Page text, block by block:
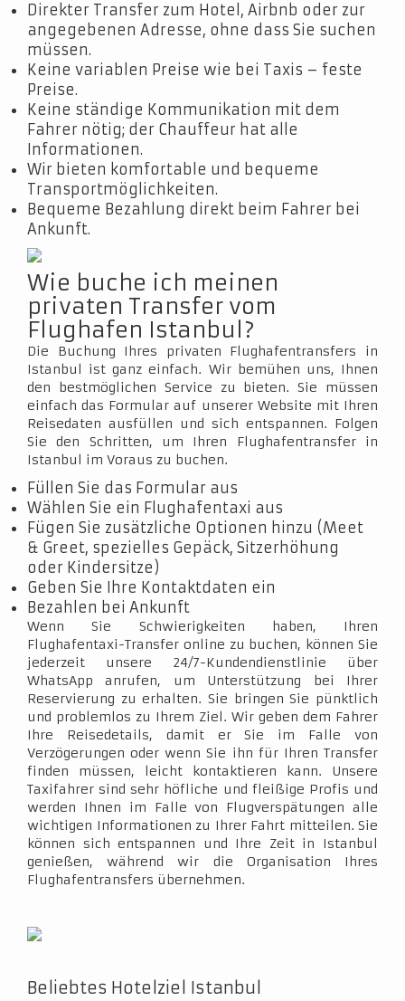
Direkter Transfer zum Hotel, Airbnb oder zur
angegebenen Adresse, ohne dass Sie suchen
müssen.
Keine variablen Preise wie bei Taxis – feste
Preise.
Keine ständige Kommunikation mit dem
Fahrer nötig; der Chauffeur hat alle
Informationen.
Wir bieten komfortable und bequeme
Transportmöglichkeiten.
Bequeme Bezahlung direkt beim Fahrer bei
Ankunft.
Wie buche ich meinen
privaten Transfer vom
Flughafen Istanbul?
Die Buchung Ihres privaten Flughafentransfers in
Istanbul ist ganz einfach. Wir bemühen uns, Ihnen
den bestmöglichen Service zu bieten. Sie müssen
einfach das Formular auf unserer Website mit Ihren
Reisedaten ausfüllen und sich entspannen. Folgen
Sie den Schritten, um Ihren Flughafentransfer in
Istanbul im Voraus zu buchen.
Füllen Sie das Formular aus
Wählen Sie ein Flughafentaxi aus
Fügen Sie zusätzliche Optionen hinzu (Meet
& Greet, spezielles Gepäck, Sitzerhöhung
oder Kindersitze)
Geben Sie Ihre Kontaktdaten ein
Bezahlen bei Ankunft
Wenn Sie Schwierigkeiten haben, Ihren
Flughafentaxi-Transfer online zu buchen, können Sie
jederzeit unsere 24/7-Kundendienstlinie über
WhatsApp anrufen, um Unterstützung bei Ihrer
Reservierung zu erhalten. Sie bringen Sie pünktlich
und problemlos zu Ihrem Ziel. Wir geben dem Fahrer
Ihre Reisedetails, damit er Sie im Falle von
Verzögerungen oder wenn Sie ihn für Ihren Transfer
finden müssen, leicht kontaktieren kann. Unsere
Taxifahrer sind sehr höfliche und fleißige Profis und
werden Ihnen im Falle von Flugverspätungen alle
wichtigen Informationen zu Ihrer Fahrt mitteilen. Sie
können sich entspannen und Ihre Zeit in Istanbul
genießen, während wir die Organisation Ihres
Flughafentransfers übernehmen.
Beliebtes Hotelziel Istanbul